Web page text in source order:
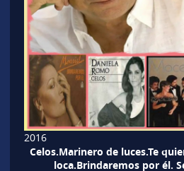
2016
Celos.Marinero de luces.Te
loca.Brindaremos por él.